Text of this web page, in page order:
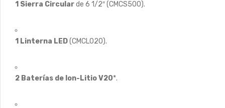
1 Sierra Circularde 6 1/2″ (CMCS500).
1 Linterna LED(CMCL020).
2 Baterías de Ion-Litio V20*.